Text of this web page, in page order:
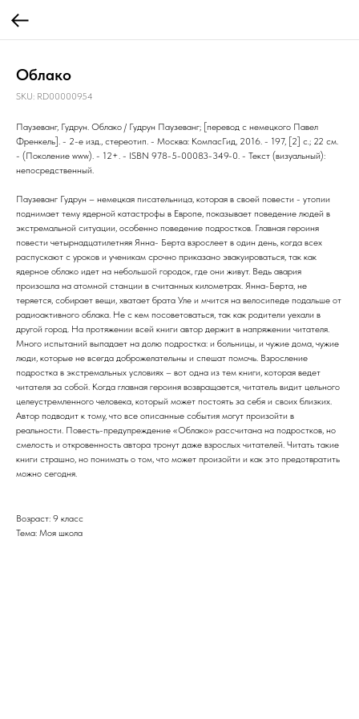
Облако
SKU: RD00000954
Паузеванг, Гудрун. Облако / Гудрун Паузеванг; [перевод с немецкого Павел
Френкель]. - 2-е изд., стереотип. - Москва: КомпасГид, 2016. - 197, [2] с.; 22 см.
- (Поколение www). - 12+. - ISBN 978-5-00083-349-0. - Текст (визуальный):
непосредственный.
Паузеванг Гудрун – немецкая писательница, которая в своей повести - утопии
поднимает тему ядерной катастрофы в Европе, показывает поведение людей в
экстремальной ситуации, особенно поведение подростков. Главная героиня
повести четырнадцатилетняя Янна- Берта взрослеет в один день, когда всех
распускают с уроков и ученикам срочно приказано эвакуироваться, так как
ядерное облако идет на небольшой городок, где они живут. Ведь авария
произошла на атомной станции в считанных километрах. Янна-Берта, не
теряется, собирает вещи, хватает брата Уле и мчится на велосипеде подальше от
радиоактивного облака. Не с кем посоветоваться, так как родители уехали в
другой город. На протяжении всей книги автор держит в напряжении читателя.
Много испытаний выпадает на долю подростка: и больницы, и чужие дома, чужие
люди, которые не всегда доброжелательны и спешат помочь. Взросление
подростка в экстремальных условиях – вот одна из тем книги, которая ведет
читателя за собой. Когда главная героиня возвращается, читатель видит цельного
целеустремленного человека, который может постоять за себя и своих близких.
Автор подводит к тому, что все описанные события могут произойти в
реальности. Повесть-предупреждение «Облако» рассчитана на подростков, но
смелость и откровенность автора тронут даже взрослых читателей. Читать такие
книги страшно, но понимать о том, что может произойти и как это предотвратить
можно сегодня.
Возраст: 9 класс
Тема: Моя школа